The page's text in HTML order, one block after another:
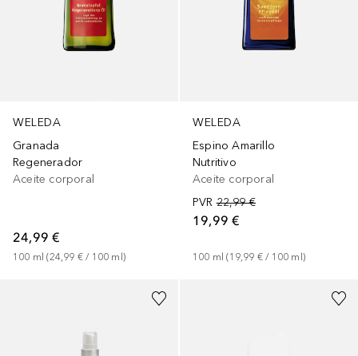
WELEDA
Granada
Regenerador
Aceite corporal
24,99 €
100 ml (24,99 € / 100 ml)
WELEDA
Espino Amarillo
Nutritivo
Aceite corporal
PVR 22,99 €
19,99 €
100 ml (19,99 € / 100 ml)